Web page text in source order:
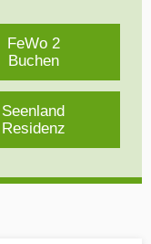
FeWo 2
Buchen
Seenland
Residenz